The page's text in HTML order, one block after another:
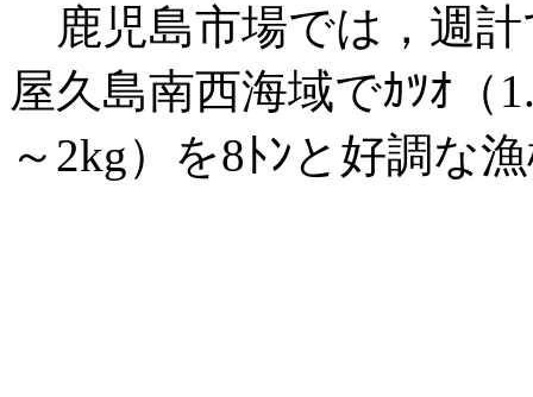
鹿児島市場では，週
屋久島南西海域でｶﾂｵ（
～2kg）を8ﾄﾝと好調な